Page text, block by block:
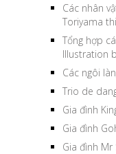
Các nhân
Toriyama
Tổng hợp
Illustration
Các ngôi
Trio de
Gia đình
Gia đình
Gia đình Mr